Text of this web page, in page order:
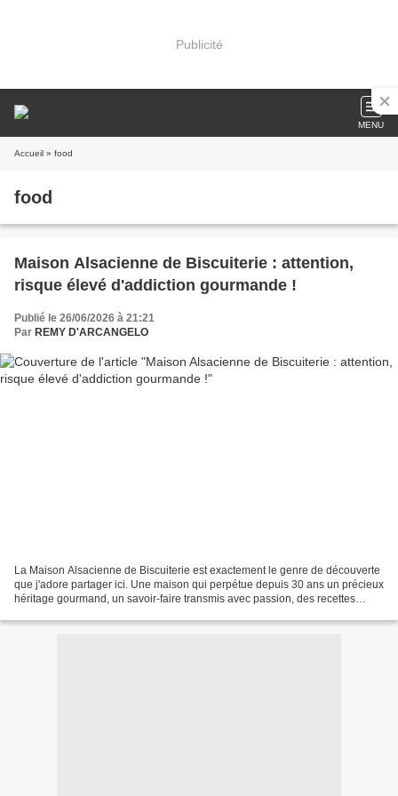
Publicité
MENU
Accueil » food
food
Maison Alsacienne de Biscuiterie : attention,
risque élevé d'addiction gourmande !
Publié le 26/06/2026 à 21:21
Par REMY D'ARCANGELO
La Maison Alsacienne de Biscuiterie est exactement le genre de découverte
que j'adore partager ici. Une maison qui perpétue depuis 30 ans un précieux
héritage gourmand, un savoir-faire transmis avec passion, des recettes